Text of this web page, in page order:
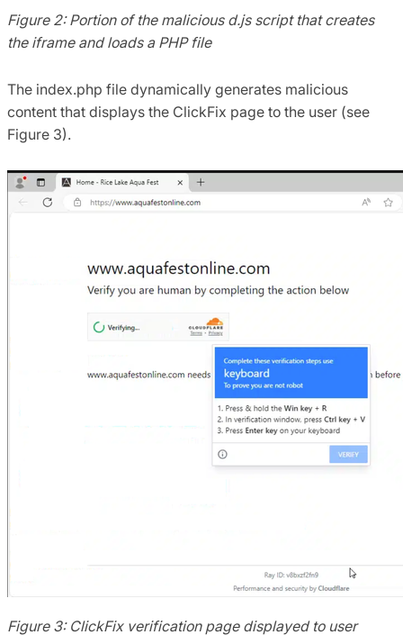
Figure 2: Portion of the malicious d.js script that creates
the iframe and loads a PHP file
The index.php file dynamically generates malicious
content that displays the ClickFix page to the user (see
Figure 3).
Figure 3: ClickFix verification page displayed to user